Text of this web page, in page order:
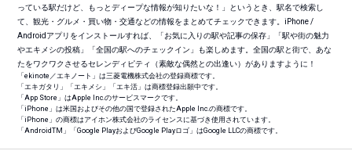
っている駅だけど、もっとディープな情報が知りたいな！」というとき、駅名で検索し
て、観光・グルメ・買い物・交通などの情報をまとめてチェックできます。iPhone /
Androidアプリをインストールすれば、「お気に入りの駅や記事の保存」「駅や街の魅力
やエキメシの投稿」「全国の駅へのチェックイン」も楽しめます。全国の駅と街で、あな
たをワクワクさせるセレンディピティ（素敵な偶然との出逢い）がありますように！
「ekinote／エキノート」は三菱電機株式会社の登録商標です。
「エキガタリ」「エキメシ」「エキ活」は商標登録出願中です。
「App Store」はApple Inc.のサービスマークです。
「iPhone」は米国およびその他の国で登録されたApple Inc.の商標です。
「iPhone」の商標はアイホン株式会社のライセンスに基づき使用されています。
「AndroidTM 」「Google PlayおよびGoogle Playロゴ」はGoogle LLCの商標です。